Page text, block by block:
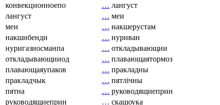
конвекционноепо
… лангуст
лангуст
… меи
меи
… накшерустам
накшибенди
… нуриван
нуригазиосманпа
… откладывающии
откладывающииод
… плавающаятормоз
плавающаяупаков
… пракладны
пракладчык
… пятлічны
пятна
… руководящиеприн
руководящиеприн
… скашоука